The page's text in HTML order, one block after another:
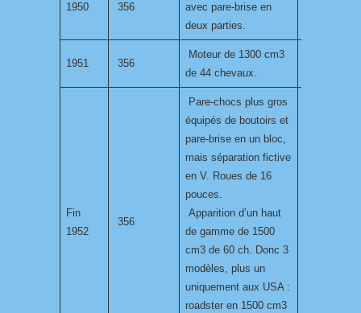
1950 356
avec pare-brise en
deux parties.
1951 356
Moteur de 1300 cm3
de 44 chevaux.
Fin
1952
356
Pare-chocs plus gros
équipés de boutoirs et
pare-brise en un bloc,
mais séparation fictive
en V. Roues de 16
pouces.
Apparition d’un haut
de gamme de 1500
cm3 de 60 ch. Donc 3
modèles, plus un
uniquement aux USA :
roadster en 1500 cm3